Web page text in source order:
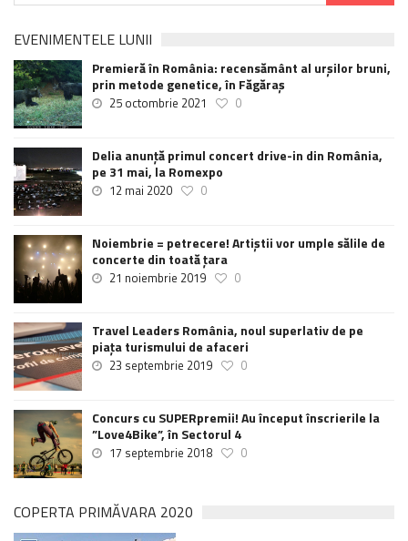
EVENIMENTELE LUNII
Premieră în România: recensământ al urșilor bruni,
prin metode genetice, în Făgăraș
25 octombrie 2021 0
Delia anunţă primul concert drive-in din România,
pe 31 mai, la Romexpo
12 mai 2020 0
Noiembrie = petrecere! Artiștii vor umple sălile de
concerte din toată țara
21 noiembrie 2019 0
Travel Leaders România, noul superlativ de pe
piața turismului de afaceri
23 septembrie 2019 0
Concurs cu SUPERpremii! Au început înscrierile la
”Love4Bike”, în Sectorul 4
17 septembrie 2018 0
COPERTA PRIMĂVARA 2020